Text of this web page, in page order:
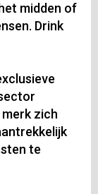
midden of
Drink
zich
te